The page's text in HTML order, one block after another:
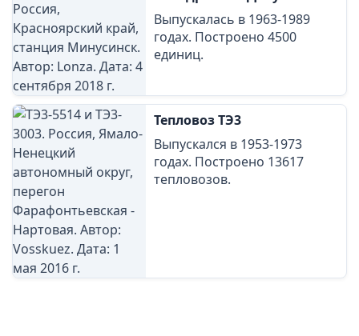
Выпускалась в 1963-1989
годах. Построено 4500
единиц.
Тепловоз ТЭ3
Выпускался в 1953-1973
годах. Построено 13617
тепловозов.